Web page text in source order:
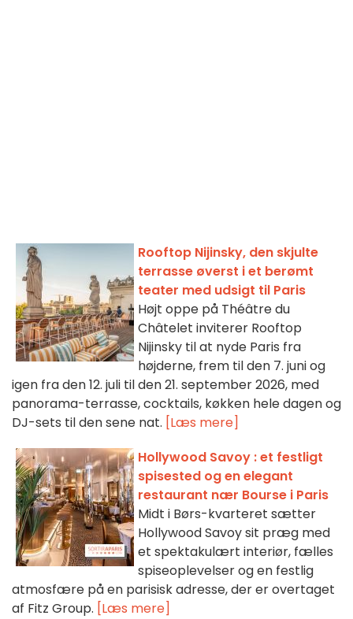
Rooftop Nijinsky, den skjulte
terrasse øverst i et berømt
teater med udsigt til Paris
Højt oppe på Théâtre du
Châtelet inviterer Rooftop
Nijinsky til at nyde Paris fra
højderne, frem til den 7. juni og
igen fra den 12. juli til den 21. september 2026, med
panorama-terrasse, cocktails, køkken hele dagen og
DJ-sets til den sene nat. [Læs mere]
Hollywood Savoy : et festligt
spisested og en elegant
restaurant nær Bourse i Paris
Midt i Børs-kvarteret sætter
Hollywood Savoy sit præg med
et spektakulært interiør, fælles
spiseoplevelser og en festlig
atmosfære på en parisisk adresse, der er overtaget
af Fitz Group. [Læs mere]